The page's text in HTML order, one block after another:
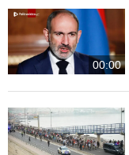
00:00